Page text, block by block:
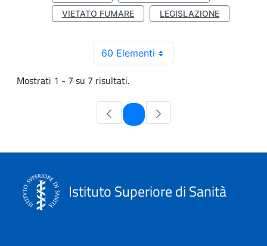
VIETATO FUMARE
LEGISLAZIONE
60 Elementi
Mostrati 1 - 7 su 7 risultati.
Pagina
Istituto Superiore di Sanità